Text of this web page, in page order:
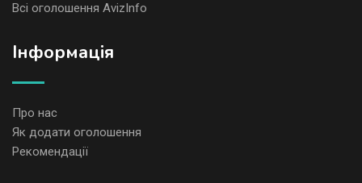
Всі оголошення AvizInfo
Iнформація
Про нас
Як додати оголошення
Рекомендації